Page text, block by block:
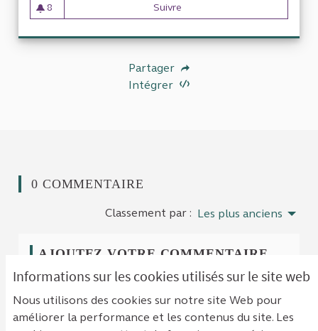
Informations sur les cookies utilisés sur le site web
Nous utilisons des cookies sur notre site Web pour
améliorer la performance et les contenus du site. Les
8
8 abonnés
Suivre
Partager
Intégrer
0 COMMENTAIRE
Classement par : Les plus anciens
AJOUTEZ VOTRE COMMENTAIRE
Pour ajouter votre commentaireidentifiez-vous
avec votre compteoucréez un compte.